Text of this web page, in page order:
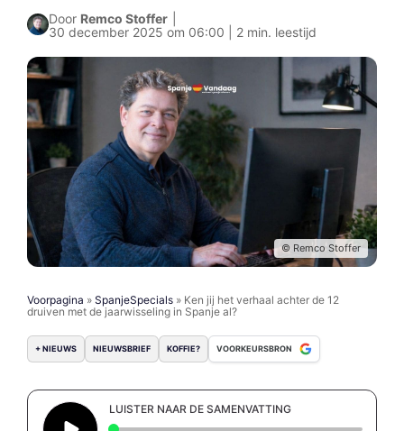
Door Remco Stoffer
30 december 2025 om 06:00 | 2 min. leestijd
© Remco Stoffer
Voorpagina » SpanjeSpecials » Ken jij het verhaal achter de 12
druiven met de jaarwisseling in Spanje al?
+ NIEUWS NIEUWSBRIEF KOFFIE? VOORKEURSBRON
LUISTER NAAR DE SAMENVATTING